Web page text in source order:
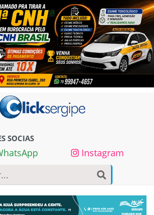
SOCIAS
Instagram